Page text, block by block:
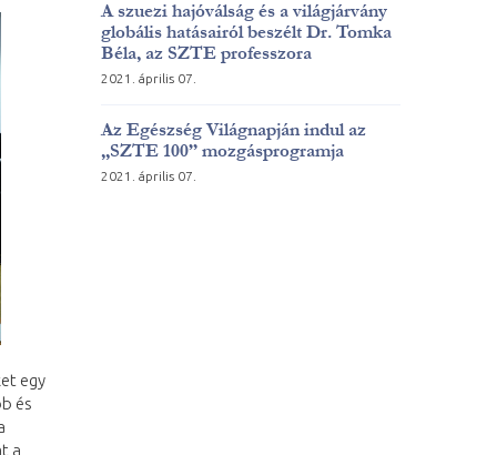
egy
és
a
A szuezi hajóválság és a világjárvány
globális hatásairól beszélt Dr. Tomka
Béla, az SZTE professzora
2021. április 07.
Az Egészség Világnapján indul az
„SZTE 100” mozgásprogramja
2021. április 07.